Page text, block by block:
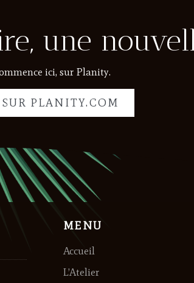
une
ici, sur Planity.
PLANITY.COM
MENU
Accueil
L’Atelier